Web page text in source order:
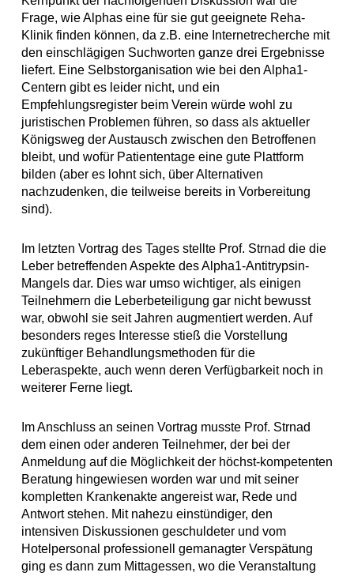
Frage, wie Alphas eine für sie gut geeignete Reha-
Klinik finden können, da z.B. eine Internetrecherche mit
den einschlägigen Suchworten ganze drei Ergebnisse
liefert. Eine Selbstorganisation wie bei den Alpha1-
Centern gibt es leider nicht, und ein
Empfehlungsregister beim Verein würde wohl zu
juristischen Problemen führen, so dass als aktueller
Königsweg der Austausch zwischen den Betroffenen
bleibt, und wofür Patiententage eine gute Plattform
bilden (aber es lohnt sich, über Alternativen
nachzudenken, die teilweise bereits in Vorbereitung
sind).
Im letzten Vortrag des Tages stellte Prof. Strnad die die
Leber betreffenden Aspekte des Alpha1-Antitrypsin-
Mangels dar. Dies war umso wichtiger, als einigen
Teilnehmern die Leberbeteiligung gar nicht bewusst
war, obwohl sie seit Jahren augmentiert werden. Auf
besonders reges Interesse stieß die Vorstellung
zukünftiger Behandlungsmethoden für die
Leberaspekte, auch wenn deren Verfügbarkeit noch in
weiterer Ferne liegt.
Im Anschluss an seinen Vortrag musste Prof. Strnad
dem einen oder anderen Teilnehmer, der bei der
Anmeldung auf die Möglichkeit der höchst-kompetenten
Beratung hingewiesen worden war und mit seiner
kompletten Krankenakte angereist war, Rede und
Antwort stehen. Mit nahezu einstündiger, den
intensiven Diskussionen geschuldeter und vom
Hotelpersonal professionell gemanagter Verspätung
ging es dann zum Mittagessen, wo die Veranstaltung